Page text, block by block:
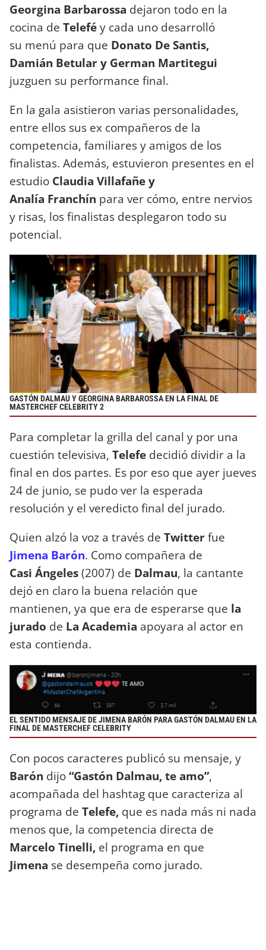
Georgina Barbarossa dejaron todo en la
cocina de Teleféy cada uno desarrolló
su menú para que Donato De Santis,
Damián Betular y German Martitegui
juzguen su performance final.
En la gala asistieron varias personalidades,
entre ellos sus ex compañeros de la
competencia, familiares y amigos de los
finalistas. Además, estuvieron presentes en el
estudio Claudia Villafañe y
Analía Franchín para ver cómo, entre nervios
y risas, los finalistas desplegaron todo su
potencial.
GASTÓN DALMAU Y GEORGINA BARBAROSSA EN LA FINAL DE
MASTERCHEF CELEBRITY 2
Para completar la grilla del canal y por una
cuestión televisiva, Telefe decidió dividir a la
final en dos partes. Es por eso que ayer jueves
24 de junio, se pudo ver la esperada
resolución y el veredicto final del jurado.
Quien alzó la voz a través de Twitterfue
Jimena Barón. Como compañera de
Casi Ángeles(2007) de Dalmau, la cantante
dejó en claro la buena relación que
mantienen, ya que era de esperarse que la
jurado de La Academia apoyara al actor en
esta contienda.
EL SENTIDO MENSAJE DE JIMENA BARÓN PARA GASTÓN DALMAU EN LA
FINAL DE MASTERCHEF CELEBRITY
Con pocos caracteres publicó su mensaje, y
Barón dijo“Gastón Dalmau, te amo”,
acompañada del hashtag que caracteriza al
programa de Telefe, que es nada más ni nada
menos que, la competencia directa de
Marcelo Tinelli, el programa en que
Jimena se desempeña como jurado.